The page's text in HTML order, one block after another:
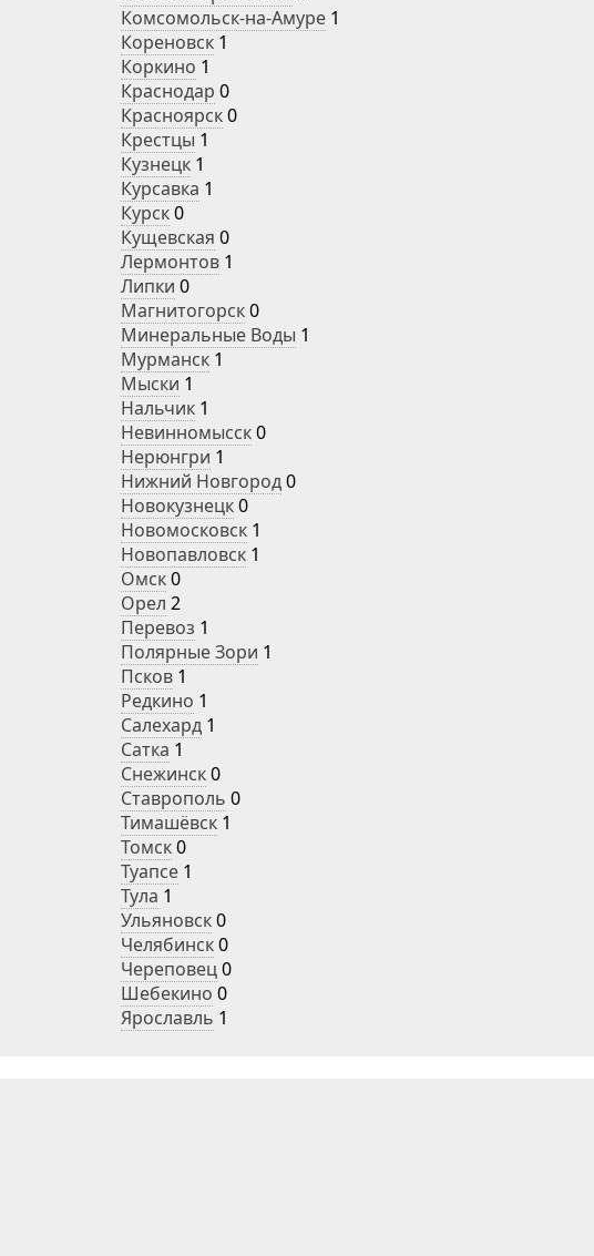
Комсомольск-на-Амуре 1
Кореновск 1
Коркино 1
Краснодар 0
Красноярск0
Крестцы 1
Кузнецк 1
Курсавка 1
Курск0
Кущевская 0
Лермонтов 1
Липки 0
Магнитогорск0
Минеральные Воды 1
Мурманск 1
Мыски 1
Нальчик 1
Невинномысск0
Нерюнгри 1
Нижний Новгород0
Новокузнецк0
Новомосковск 1
Новопавловск 1
Омск0
Орел 2
Перевоз 1
Полярные Зори 1
Псков 1
Редкино 1
Салехард 1
Сатка 1
Снежинск0
Ставрополь 0
Тимашёвск 1
Томск0
Туапсе 1
Тула 1
Ульяновск0
Челябинск0
Череповец0
Шебекино 0
Ярославль 1